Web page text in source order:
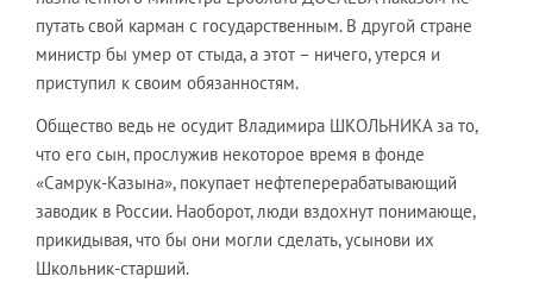
путать свой карман с государственным. В другой стране
министр бы умер от стыда, а этот – ничего, утерся и
приступил к своим обязанностям.
Общество ведь не осудит Владимира ШКОЛЬНИКА за то,
что его сын, прослужив некоторое время в фонде
«Самрук-Казына», покупает нефтеперерабатывающий
заводик в России. Наоборот, люди вздохнут понимающе,
прикидывая, что бы они могли сделать, усынови их
Школьник-старший.